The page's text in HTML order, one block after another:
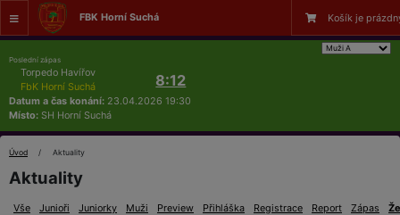
FBK Horní Suchá Košík je
Poslední zápas
Torpedo Havířov
FbK Horní Suchá
8:12
Datum a čas konání: 23.04.2026 19:30
Místo: SH Horní Suchá
Úvod Aktuality
Aktuality
Vše Junioři Juniorky
Muži
Preview Přihláška Registrace Report Zápas